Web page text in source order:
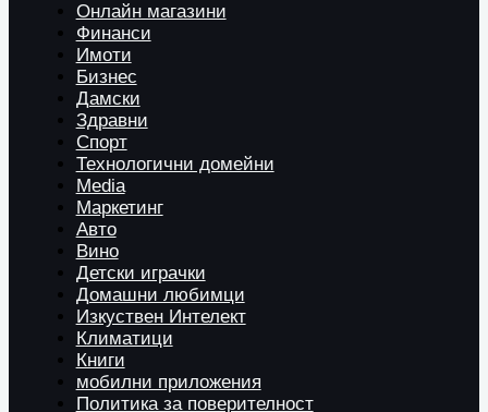
Онлайн магазини
Финанси
Имоти
Бизнес
Дамски
Здравни
Спорт
Технологични домейни
Media
Маркетинг
Авто
Вино
Детски играчки
Домашни любимци
Изкуствен Интелект
Климатици
Книги
мобилни приложения
Политика за поверителност